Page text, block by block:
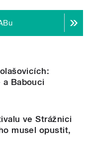
a Babouci
ve Strážnici
musel opustit,